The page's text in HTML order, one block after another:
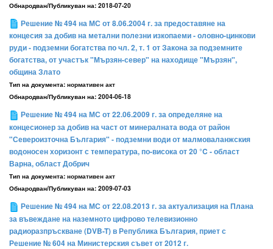
Обнародван/Публикуван на: 2018-07-20
Решение № 494 на МС от 8.06.2004 г. за предоставяне на
концесия за добив на метални полезни изкопаеми - оловно-цинкови
руди - подземни богатства по чл. 2, т. 1 от Закона за подземните
богатства, от участък "Мързян-север" на находище "Мързян",
община Злато
Тип на документа: нормативен акт
Обнародван/Публикуван на: 2004-06-18
Решение № 494 на МС от 22.06.2009 г. за определяне на
концесионер за добив на част от минералната вода от район
"Североизточна България" - подземни води от малмоваланжския
водоносен хоризонт с температура, по-висока от 20 °C - област
Варна, област Добрич
Тип на документа: нормативен акт
Обнародван/Публикуван на: 2009-07-03
Решение № 494 на МС от 22.08.2013 г. за актуализация на Плана
за въвеждане на наземното цифрово телевизионно
радиоразпръскване (DVB-T) в Република България, приет с
Решение № 604 на Министерския съвет от 2012 г.